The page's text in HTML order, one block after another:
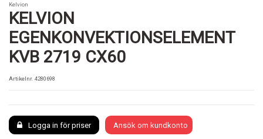
Kelvion
KELVION
EGENKONVEKTIONSELEMENT
KVB 2719 CX60
Artikelnr. 4280698
Logga in för priser Ansök om kundkonto